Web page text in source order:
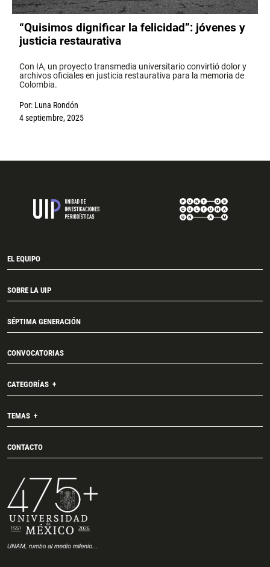
“Quisimos dignificar la felicidad”: jóvenes y
justicia restaurativa
Con IA, un proyecto transmedia universitario convirtió dolor y
archivos oficiales en justicia restaurativa para la memoria de
Colombia.
Por: Luna Rondón
4 septiembre, 2025
EL EQUIPO
SOBRE LA UIP
SÉPTIMA GENERACIÓN
CONVOCATORIAS
CATEGORÍAS
TEMAS
CONTACTO